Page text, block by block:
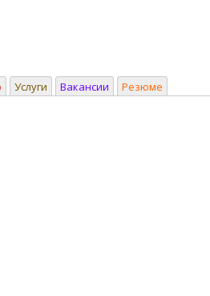
Услуги Вакансии Резюме